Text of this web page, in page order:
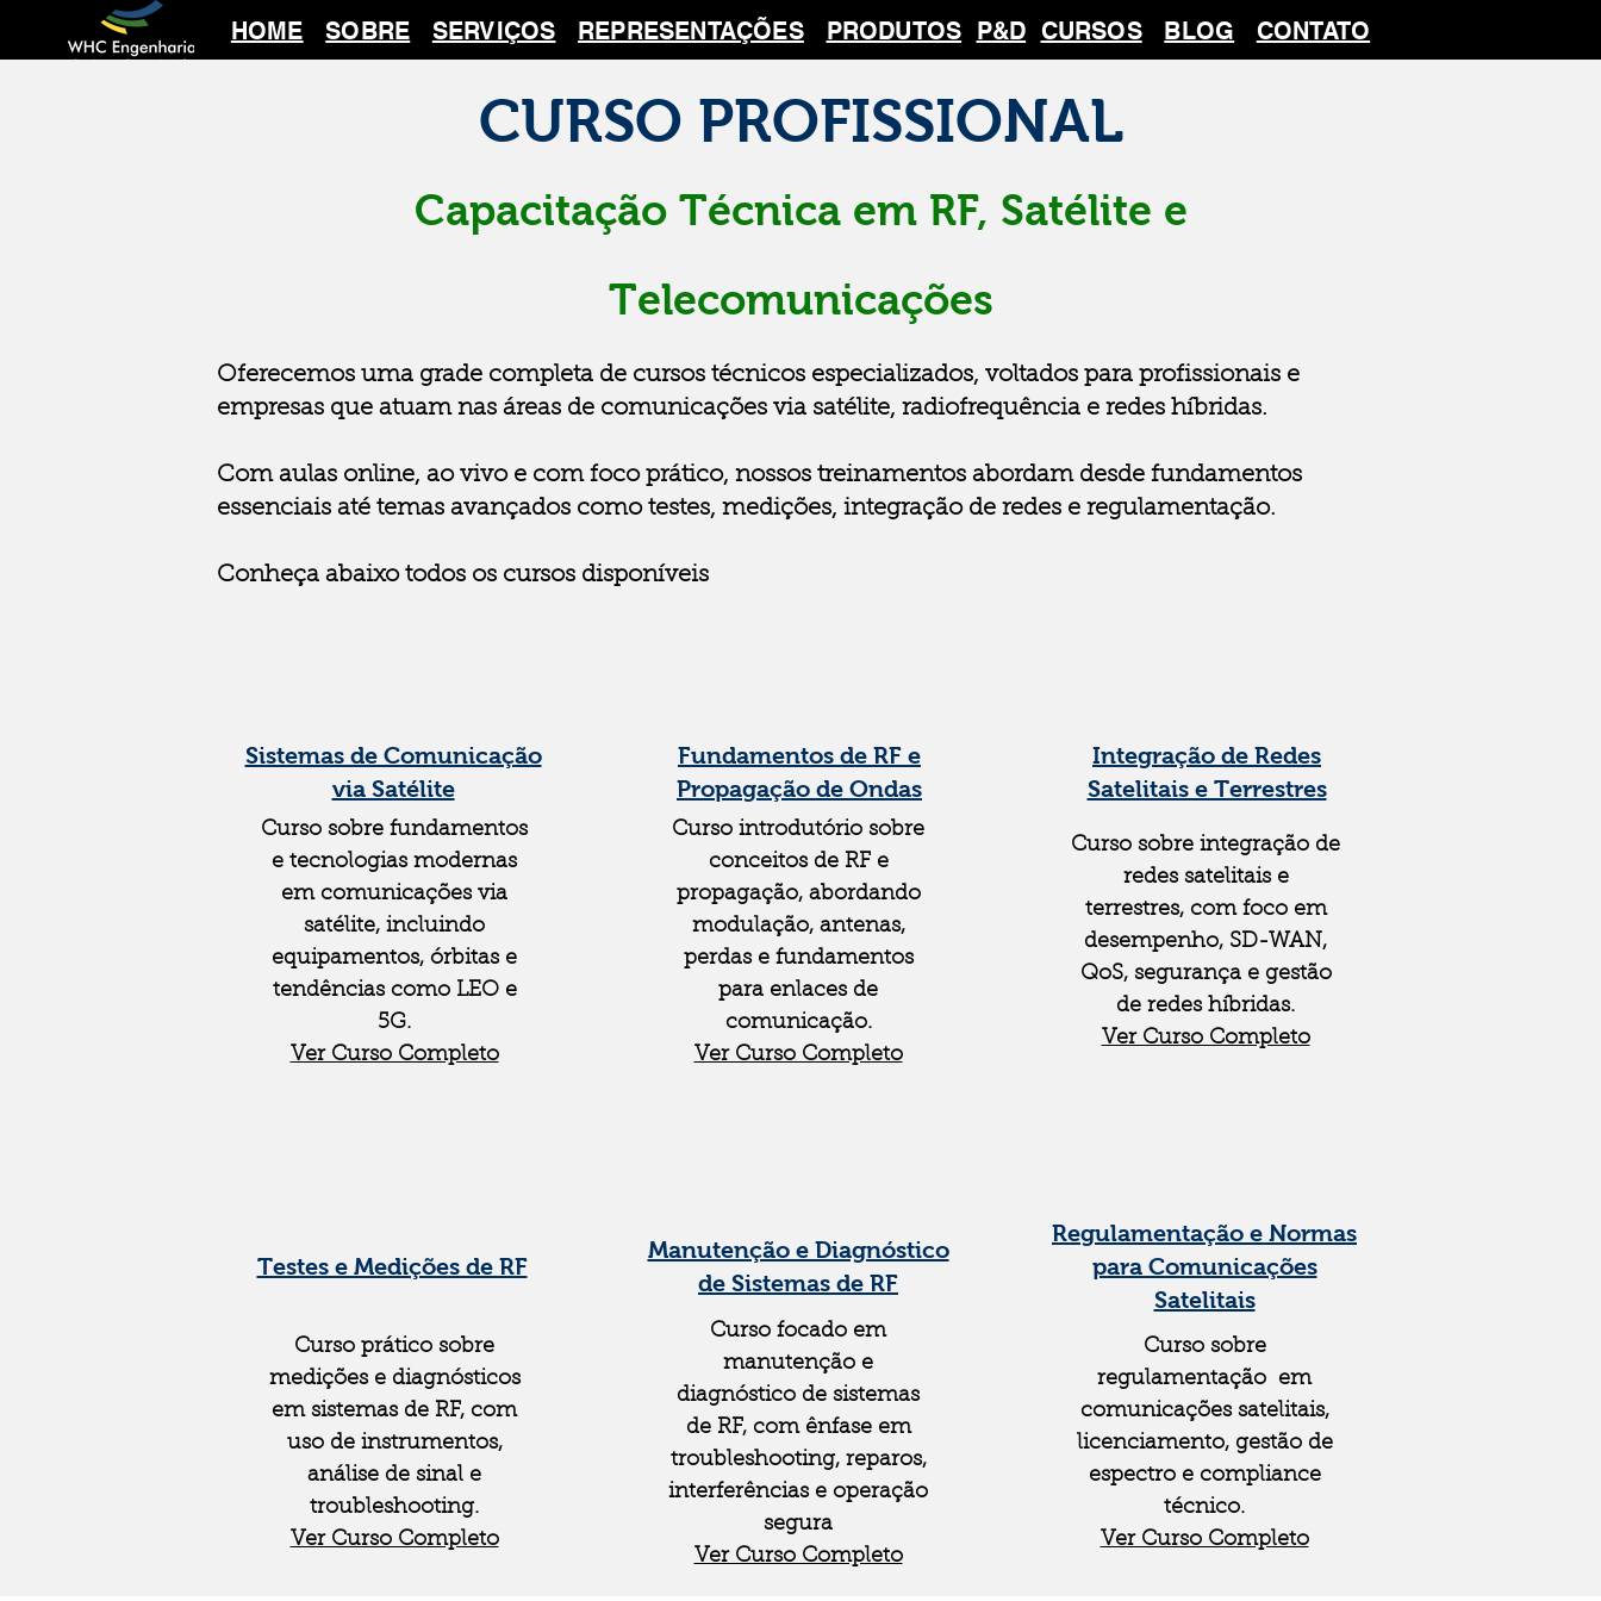
HOME SOBRE SERVIÇOS REPRESENTAÇÕES PRODUTOS P&D CURSOS BLOG CONTATO
CURSO PROFISSIONAL
Capacitação Técnica em RF, Satélite e
Telecomunicações
​Oferecemos uma grade completa de cursos técnicos especializados, voltados para profissionais e
empresas que atuam nas áreas de comunicações via satélite, radiofrequência e redes híbridas.
Com aulas online, ao vivo e com foco prático, nossos treinamentos abordam desde fundamentos
essenciais até temas avançados como testes, medições, integração de redes e regulamentação.
Conheça abaixo todos os cursos disponíveis
Sistemas de Comunicação
via Satélite
Curso sobre fundamentos
e tecnologias modernas
em comunicações via
satélite, incluindo
equipamentos, órbitas e
tendências como LEO e
5G.
Ver Curso Completo
Testes e Medições de RF
Curso prático sobre
medições e diagnósticos
em sistemas de RF, com
uso de instrumentos,
análise de sinal e
troubleshooting.
Ver Curso Completo
Fundamentos de RF e
Propagação de Ondas
Curso introdutório sobre
conceitos de RF e
propagação, abordando
modulação, antenas,
perdas e fundamentos
para enlaces de
comunicação.
Ver Curso Completo
Manutenção e Diagnóstico
de Sistemas de RF
Curso focado em
manutenção e
diagnóstico de sistemas
de RF, com ênfase em
troubleshooting, reparos,
interferências e operação
segura
Ver Curso Completo
Integração de Redes
Satelitais e Terrestres
Curso sobre integração de
redes satelitais e
terrestres, com foco em
desempenho, SD-WAN,
QoS, segurança e gestão
de redes híbridas.
Ver Curso Completo
Regulamentação e Normas
para Comunicações
Satelitais
Curso sobre
regulamentação em
comunicações satelitais,
licenciamento, gestão de
espectro e compliance
técnico.
Ver Curso Completo